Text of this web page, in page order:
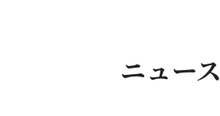
ニュース